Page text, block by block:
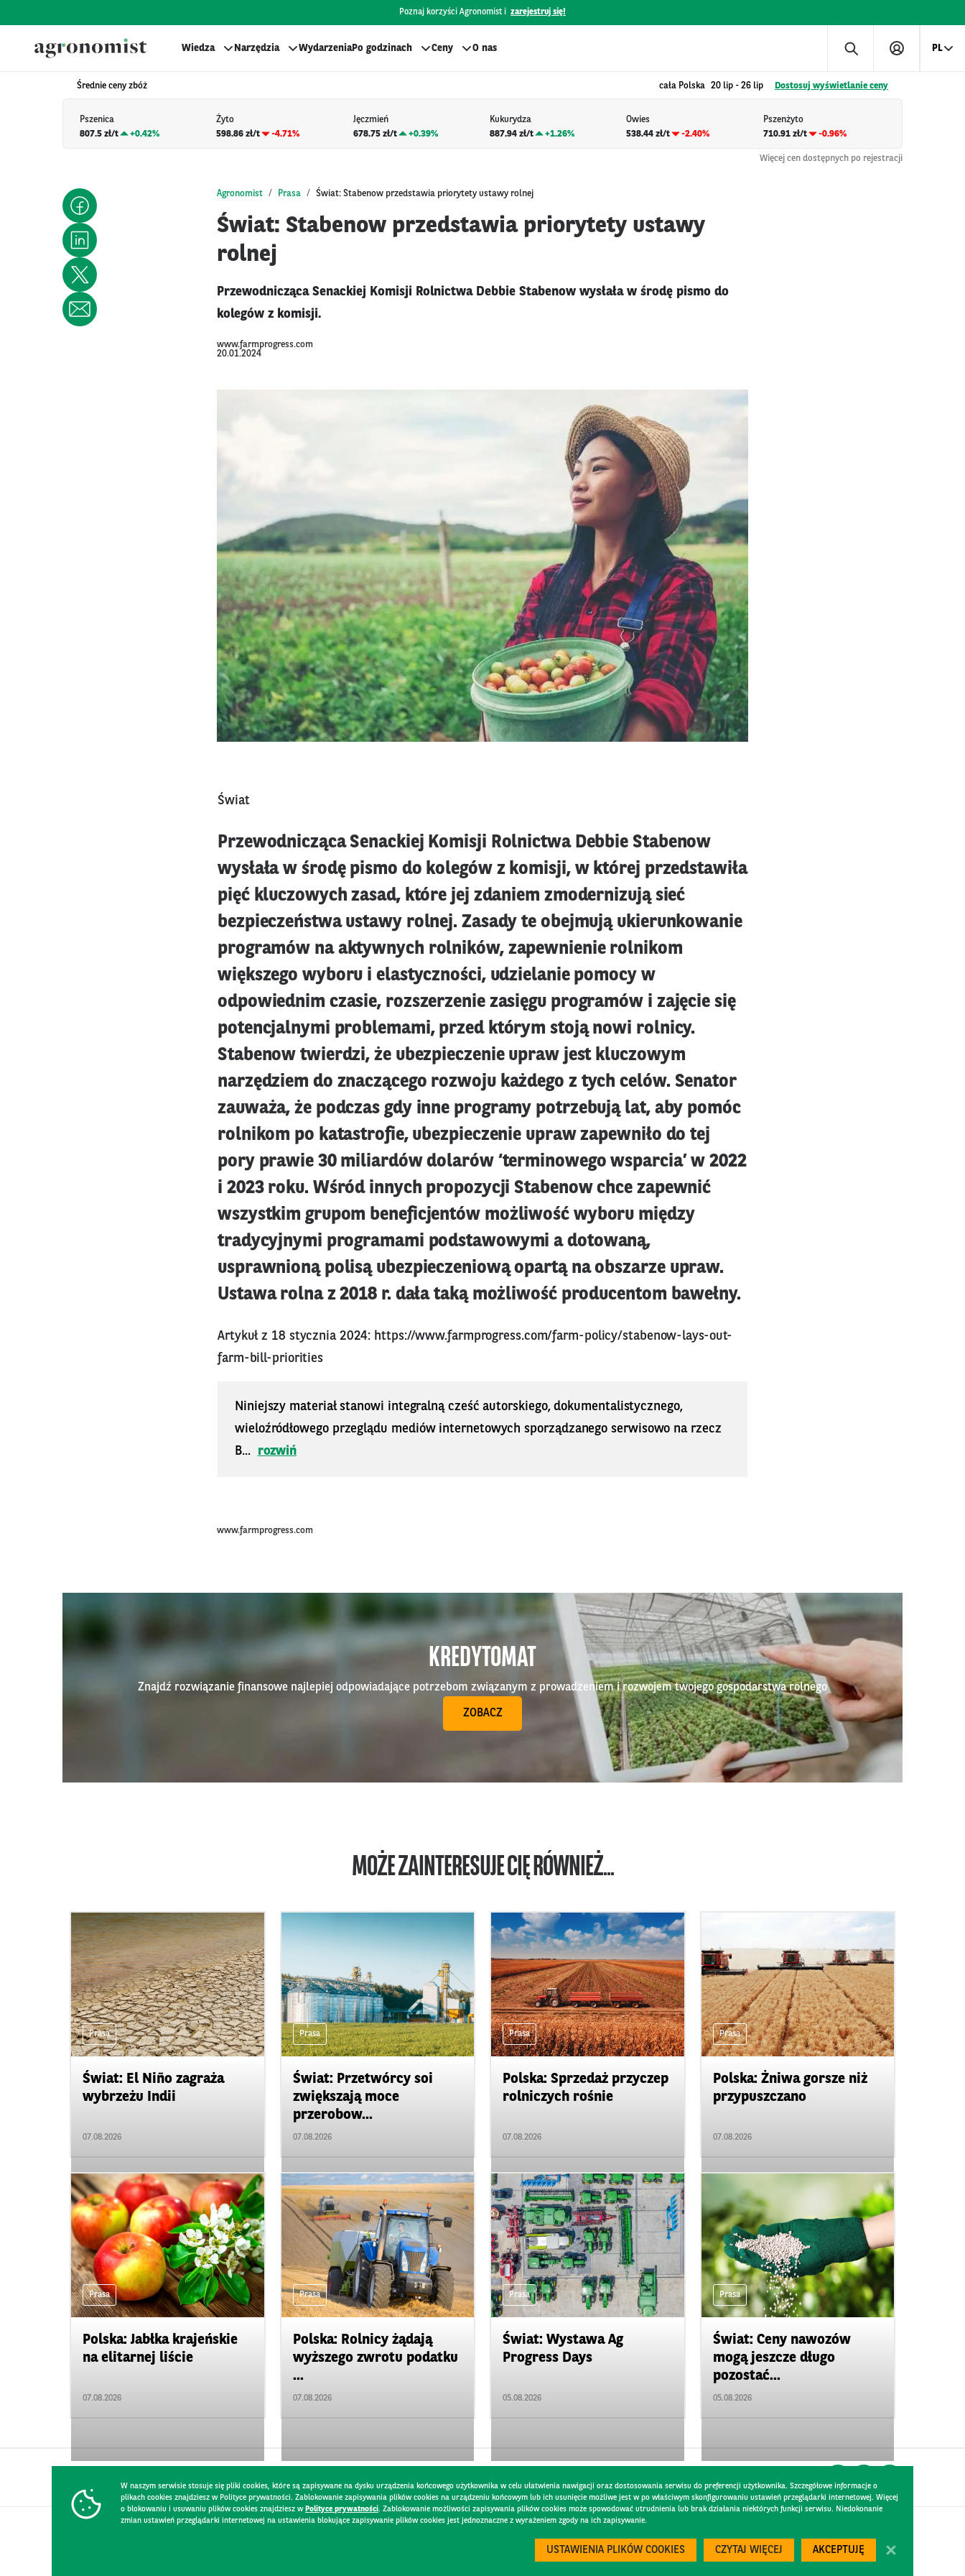
Poznaj korzyści Agronomist i zarejestruj się!
Wiedza Narzędzia WydarzeniaPo godzinach Ceny O nas PL
Średnie ceny zbóż cała Polska 20 lip - 26 lip Dostosuj wyświetlanie ceny
Pszenica
807.5 zł/t
+0.42%
Żyto
598.86 zł/t
-4.71%
Jęczmień
678.75 zł/t
+0.39%
Kukurydza
887.94 zł/t
+1.26%
Owies
538.44 zł/t
-2.40%
Pszenżyto
710.91 zł/t
-0.96%
Więcej cen dostępnych po rejestracji
Agronomist Prasa Świat: Stabenow przedstawia priorytety ustawy rolnej
Świat: Stabenow przedstawia priorytety ustawy
rolnej
Przewodnicząca Senackiej Komisji Rolnictwa Debbie Stabenow wysłała w środę pismo do
kolegów z komisji.
www.farmprogress.com
20.01.2024
Świat
Przewodnicząca Senackiej Komisji Rolnictwa Debbie Stabenow
wysłała w środę pismo do kolegów z komisji, w której przedstawiła
pięć kluczowych zasad, które jej zdaniem zmodernizują sieć
bezpieczeństwa ustawy rolnej. Zasady te obejmują ukierunkowanie
programów na aktywnych rolników, zapewnienie rolnikom
większego wyboru i elastyczności, udzielanie pomocy w
odpowiednim czasie, rozszerzenie zasięgu programów i zajęcie się
potencjalnymi problemami, przed którym stoją nowi rolnicy.
Stabenow twierdzi, że ubezpieczenie upraw jest kluczowym
narzędziem do znaczącego rozwoju każdego z tych celów. Senator
zauważa, że podczas gdy inne programy potrzebują lat, aby pomóc
rolnikom po katastrofie, ubezpieczenie upraw zapewniło do tej
pory prawie 30 miliardów dolarów ‘terminowego wsparcia’ w 2022
i 2023 roku. Wśród innych propozycji Stabenow chce zapewnić
wszystkim grupom beneficjentów możliwość wyboru między
tradycyjnymi programami podstawowymi a dotowaną,
usprawnioną polisą ubezpieczeniową opartą na obszarze upraw.
Ustawa rolna z 2018 r. dała taką możliwość producentom bawełny.
Artykuł z 18 stycznia 2024: https://www.farmprogress.com/farm-policy/stabenow-lays-out-
farm-bill-priorities
Niniejszy materiał stanowi integralną cześć autorskiego, dokumentalistycznego,
wieloźródłowego przeglądu mediów internetowych sporządzanego serwisowo na rzecz
B...
rozwiń
www.farmprogress.com
KREDYTOMAT
Znajdź rozwiązanie finansowe najlepiej odpowiadające potrzebom związanym z prowadzeniem i rozwojem twojego gospodarstwa rolnego
ZOBACZ
MOŻE ZAINTERESUJE CIĘ RÓWNIEŻ...
Prasa
Świat: El Niño zagraża
wybrzeżu Indii
07.08.2026
Prasa
Świat: Przetwórcy soi
zwiększają moce
przerobow...
07.08.2026
Prasa
Polska: Sprzedaż przyczep
rolniczych rośnie
07.08.2026
Prasa
Polska: Żniwa gorsze niż
przypuszczano
07.08.2026
Prasa
Polska: Jabłka krajeńskie
na elitarnej liście
07.08.2026
Prasa
Polska: Rolnicy żądają
wyższego zwrotu podatku
...
07.08.2026
Prasa
Świat: Wystawa Ag
Progress Days
05.08.2026
Prasa
Świat: Ceny nawozów
mogą jeszcze długo
pozostać...
05.08.2026
W naszym serwisie stosuje się pliki cookies, które są zapisywane na dysku urządzenia końcowego użytkownika w celu ułatwienia nawigacji oraz dostosowania serwisu do preferencji użytkownika. Szczegółowe informacje o
plikach cookies znajdziesz w Polityce prywatności. Zablokowanie zapisywania plików cookies na urządzeniu końcowym lub ich usunięcie możliwe jest w po właściwym skonfigurowaniu ustawień przeglądarki internetowej. Więcej
o blokowaniu i usuwaniu plików cookies znajdziesz w Polityce prywatności. Zablokowanie możliwości zapisywania plików cookies może spowodować utrudnienia lub brak działania niektórych funkcji serwisu. Niedokonanie
zmian ustawień przeglądarki internetowej na ustawienia blokujące zapisywanie plików cookies jest jednoznaczne z wyrażeniem zgody na ich zapisywanie.
USTAWIENIA PLIKÓW COOKIES CZYTAJ WIĘCEJ AKCEPTUJĘ
Created by 300.codes